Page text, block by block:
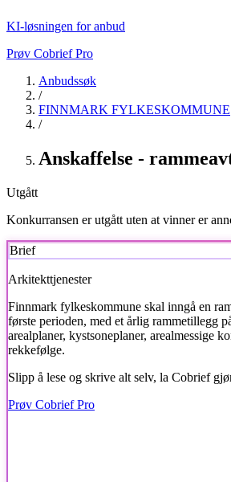
KI-løsningen for anbud
Prøv Cobrief Pro
Anbudssøk
/
FINNMARK FYLKESKOMMUNE
/
Anskaffelse -
Utgått
Konkurransen er utgått uten at vinner er
Brief
Arkitekttjenester
Finnmark fylkeskommune skal inngå en
første perioden, med et årlig rammetillegg
arealplaner, kystsoneplaner, arealmessige
rekkefølge.
Slipp å lese og skrive alt selv, la Cobrief
Prøv Cobrief Pro